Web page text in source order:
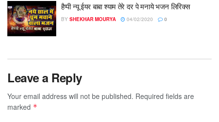
हैप्पी न्यू ईयर बाबा श्याम तेरे दर पे मनाये भजन लिरिक्स
BY SHEKHAR MOURYA 04/02/2020 0
Leave a Reply
Your email address will not be published. Required fields are
marked *